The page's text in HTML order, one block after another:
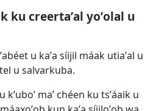
ku creertaʼal yoʼolal u
u kaʼa síijil máak utiaʼal u
u salvarkuba.
kʼuboʼ maʼ chéen ku tsʼáaik u